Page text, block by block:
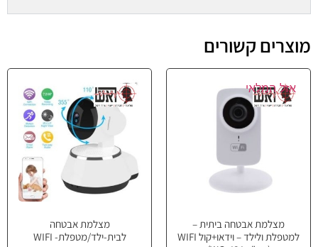
מוצרים קשורים
אזל המלאי
מצלמת אבטחה ביתית –
למטפלת ולילד – וידאו+קול WIFI
מצלמת אבטחה
לבית-ילד/מטפלת- WIFI